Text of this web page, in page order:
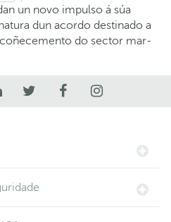
un novo impulso á súa
dun acordo destinado a
do sector mar-